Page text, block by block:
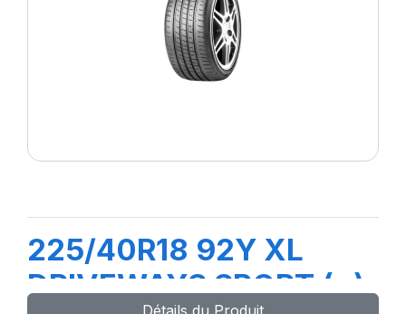
225/40R18 92Y XL
DRIVEWAYS SPORT (+)
Détails du Produit